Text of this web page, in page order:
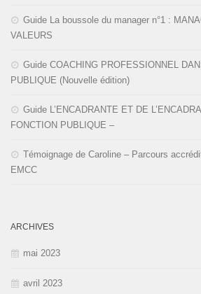
Guide La boussole du manager n°1 :
VALEURS
Guide COACHING PROFESSIONNEL
PUBLIQUE (Nouvelle édition)
Guide L’ENCADRANTE ET DE
FONCTION PUBLIQUE –
Témoignage de Caroline – Parcours
EMCC
ARCHIVES
mai 2023
avril 2023